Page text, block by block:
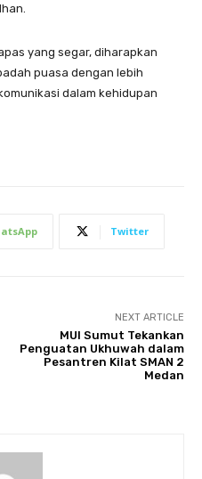
yang segar, diharapkan
puasa dengan lebih
dalam kehidupan
Twitter
NEXT ARTICLE
MUI Sumut Tekankan
Penguatan Ukhuwah dalam
Pesantren Kilat SMAN 2
Medan